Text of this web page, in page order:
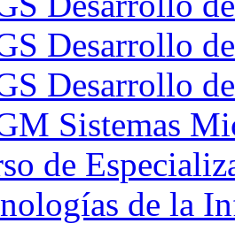
Desarrollo
Desarrollo
Sistemas
de
de la